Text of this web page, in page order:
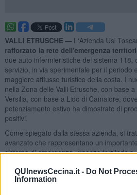
QUInewsCecina.it - Do Not
Information
VALLI ETRUSCHE — L'Azienda Usl
rafforzato la rete dell'emergenza
due auto infermieristiche del sistema 118,
servizio, in via sperimentale per il periodo
maggiore afflusso turistico della costa. I
nella Zona delle Valli Etrusche, con base
Versilia, con base a Lido di Camaiore,
potenziamento estivo ha dimostrato di
positivi.
Come spiegato dalla stessa azienda, si
avanzato che rappresentano un
sistema di emergenza-urgenza
garantire una risposta ancora più
alle richieste di soccorso. A bordo di
sarannopresenti un infermiere del